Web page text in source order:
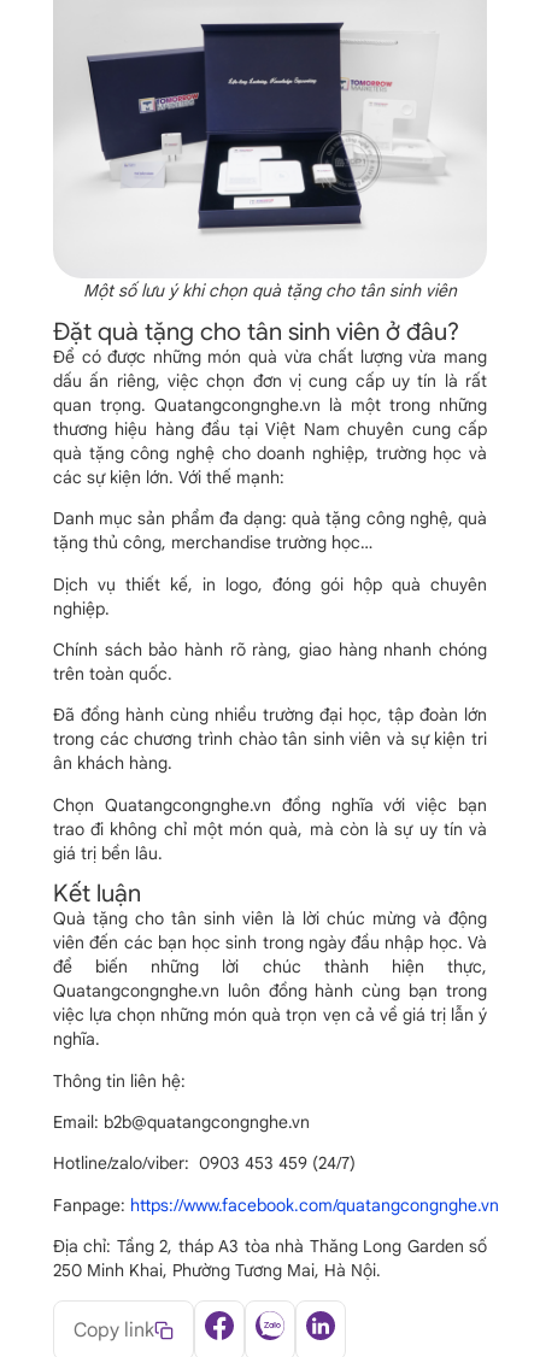
Một số lưu ý khi chọn quà tặng cho tân sinh viên
Đặt quà tặng cho tân sinh viên ở đâu?
Để có được những món quà vừa chất lượng vừa mang
dấu ấn riêng, việc chọn đơn vị cung cấp uy tín là rất
quan trọng. Quatangcongnghe.vn là một trong những
thương hiệu hàng đầu tại Việt Nam chuyên cung cấp
quà tặng công nghệ cho doanh nghiệp, trường học và
các sự kiện lớn. Với thế mạnh:
Danh mục sản phẩm đa dạng: quà tặng công nghệ, quà
tặng thủ công, merchandise trường học…
Dịch vụ thiết kế, in logo, đóng gói hộp quà chuyên
nghiệp.
Chính sách bảo hành rõ ràng, giao hàng nhanh chóng
trên toàn quốc.
Đã đồng hành cùng nhiều trường đại học, tập đoàn lớn
trong các chương trình chào tân sinh viên và sự kiện tri
ân khách hàng.
Chọn Quatangcongnghe.vn đồng nghĩa với việc bạn
trao đi không chỉ một món quà, mà còn là sự uy tín và
giá trị bền lâu.
Kết luận
Quà tặng cho tân sinh viên là lời chúc mừng và động
viên đến các bạn học sinh trong ngày đầu nhập học. Và
để biến những lời chúc thành hiện thực,
Quatangcongnghe.vn luôn đồng hành cùng bạn trong
việc lựa chọn những món quà trọn vẹn cả về giá trị lẫn ý
nghĩa.
Thông tin liên hệ:
Email: b2b@quatangcongnghe.vn
Hotline/zalo/viber: 0903 453 459 (24/7)
Fanpage: https://www.facebook.com/quatangcongnghe.vn
Địa chỉ: Tầng 2, tháp A3 tòa nhà Thăng Long Garden số
250 Minh Khai, Phường Tương Mai, Hà Nội.
Copy link